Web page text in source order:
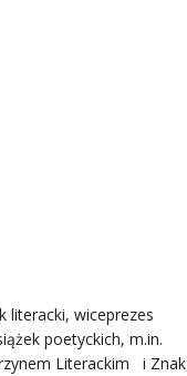
literacki, wiceprezes
poetyckich, m.in.
Literackim i Znak